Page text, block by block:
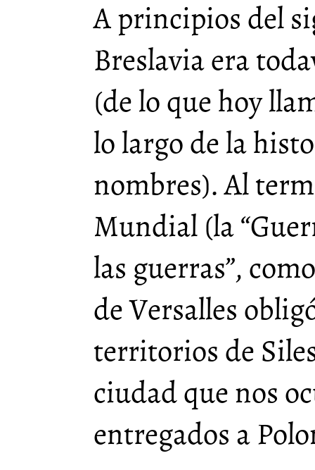
A principios del
Breslavia era
(de lo que hoy
lo largo de la
nombres). Al
Mundial (la
las guerras”,
de Versalles
territorios de
ciudad que nos
entregados a